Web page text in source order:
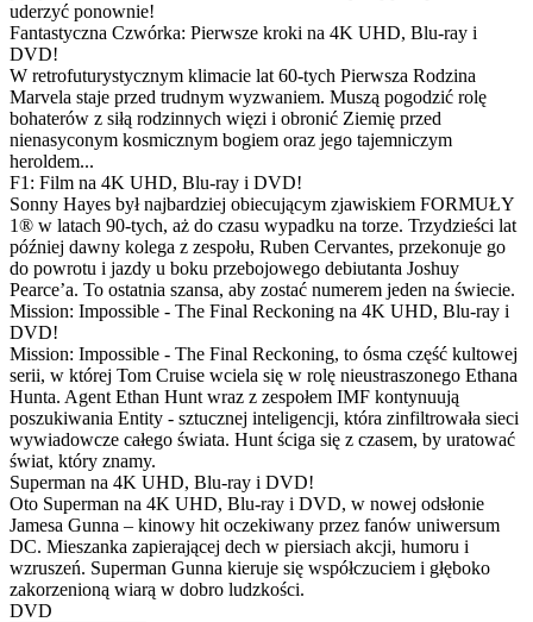
uderzyć ponownie!
Fantastyczna Czwórka: Pierwsze kroki na 4K UHD, Blu-ray i
DVD!
W retrofuturystycznym klimacie lat 60-tych Pierwsza Rodzina
Marvela staje przed trudnym wyzwaniem. Muszą pogodzić rolę
bohaterów z siłą rodzinnych więzi i obronić Ziemię przed
nienasyconym kosmicznym bogiem oraz jego tajemniczym
heroldem...
F1: Film na 4K UHD, Blu-ray i DVD!
Sonny Hayes był najbardziej obiecującym zjawiskiem FORMUŁY
1® w latach 90-tych, aż do czasu wypadku na torze. Trzydzieści lat
później dawny kolega z zespołu, Ruben Cervantes, przekonuje go
do powrotu i jazdy u boku przebojowego debiutanta Joshuy
Pearce’a. To ostatnia szansa, aby zostać numerem jeden na świecie.
Mission: Impossible - The Final Reckoning na 4K UHD, Blu-ray i
DVD!
Mission: Impossible - The Final Reckoning, to ósma część kultowej
serii, w której Tom Cruise wciela się w rolę nieustraszonego Ethana
Hunta. Agent Ethan Hunt wraz z zespołem IMF kontynuują
poszukiwania Entity - sztucznej inteligencji, która zinfiltrowała sieci
wywiadowcze całego świata. Hunt ściga się z czasem, by uratować
świat, który znamy.
Superman na 4K UHD, Blu-ray i DVD!
Oto Superman na 4K UHD, Blu-ray i DVD, w nowej odsłonie
Jamesa Gunna – kinowy hit oczekiwany przez fanów uniwersum
DC. Mieszanka zapierającej dech w piersiach akcji, humoru i
wzruszeń. Superman Gunna kieruje się współczuciem i głęboko
zakorzenioną wiarą w dobro ludzkości.
DVD